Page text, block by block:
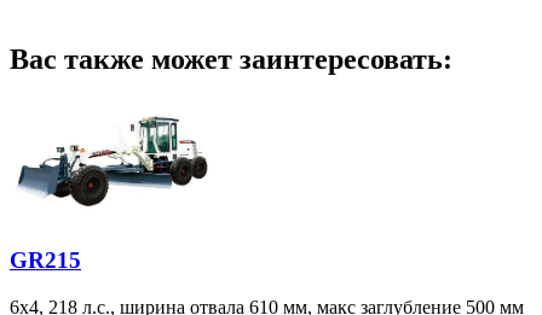
Вас также может заинтересовать:
GR215
6х4, 218 л.с., ширина отвала 610 мм, макс заглубление 500 мм